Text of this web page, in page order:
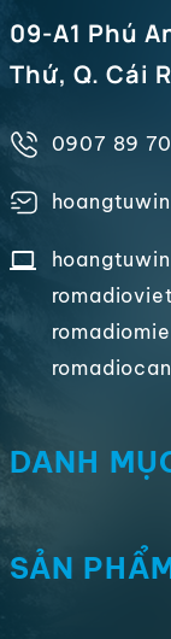
09-A1 Phú
Thứ, Q. Cái
0907 89
DANH
SẢN